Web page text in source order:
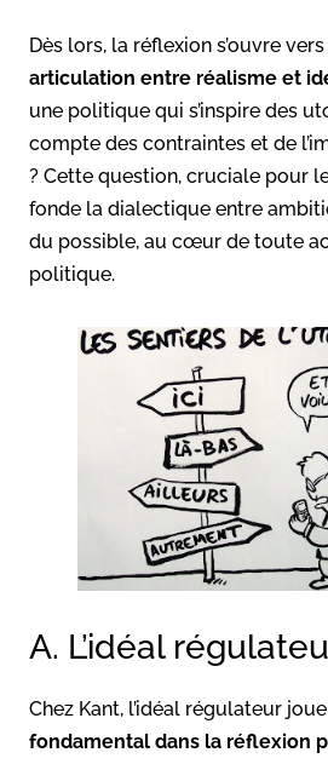
Dès lors, la réflexion s’ouvre
articulation entre réalisme et
une politique qui s’inspire des
compte des contraintes et de
? Cette question, cruciale pour
fonde la dialectique entre
du possible, au cœur de toute
politique.
A. L’idéal
Chez Kant, l’idéal régulateur
fondamental dans la réflexion